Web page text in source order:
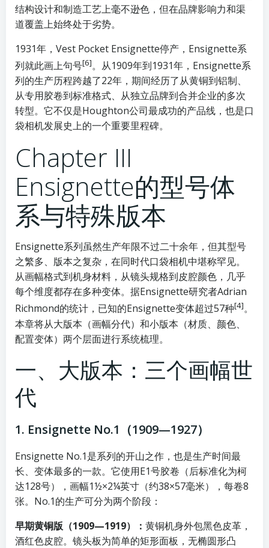
结构设计和制造工艺上毫不逊色，但在品牌影响力和渠
道覆盖上始终处于劣势。
1931年，Vest Pocket Ensignette停产，Ensignette系
列就此画上句号[6]。从1909年到1931年，Ensignette系
列的生产历程跨越了22年，期间经历了从黄铜到铝制、
从专用胶卷到标准格式、从独立品牌到合并企业的多次
转型。它不仅是Houghton公司最成功的产品线，也是口
袋相机发展史上的一个重要里程碑。
Chapter III
Ensignette的型号体
系与特殊版本
Ensignette系列虽然生产年限不过二十余年，但其型号
之繁多、版本之复杂，在同时代口袋相机中堪称罕见。
从画幅格式到机身材料，从镜头规格到皮腔颜色，几乎
每个维度都存在多种变体。据Ensignette研究者Adrian
Richmond的统计，已知的Ensignette变体超过57种[4]。
本章将从大版本（画幅分代）和小版本（材质、颜色、
配置变体）两个层面进行系统梳理。
一、大版本：三个画幅世
代
1. Ensignette No.1（1909—1927）
Ensignette No.1是系列的开山之作，也是生产时间最
长、变体最多的一款。它使用E1号胶卷（后标准化为柯
达128号），画幅1½×2¼英寸（约38×57毫米），每卷8
张。No.1的生产可分为两个阶段：
早期黄铜版（1909—1919）： 黄铜机身外包黑色皮革，
酒红色皮腔。镜头板为简单的矩形面板，无椭圆形凸